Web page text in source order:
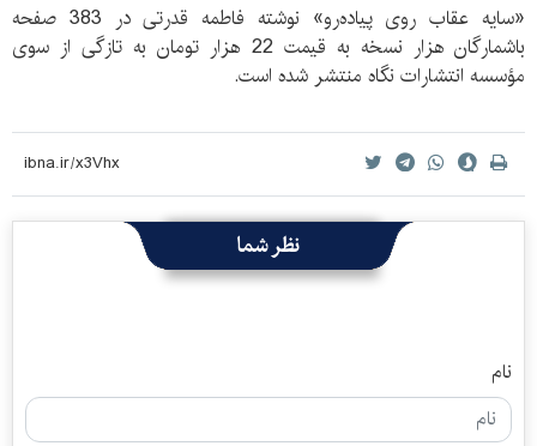
«سایه عقاب روی پیاده‌رو» نوشته فاطمه قدرتی در 383 صفحه
باشمارگان هزار نسخه به قیمت 22 هزار تومان به تازگی از سوی
مؤسسه انتشارات نگاه منتشر شده است.
نظر شما
نام